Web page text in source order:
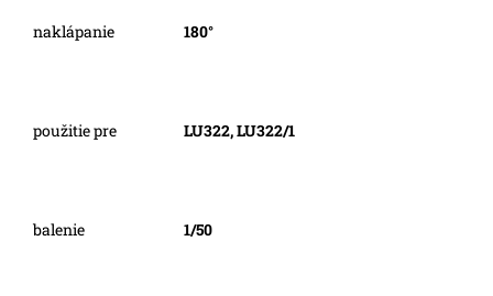
naklápanie 180°
použitie pre LU322, LU322/1
balenie 1/50